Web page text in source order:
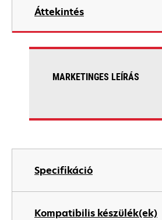
Áttekintés
Specifikáció
Kompatibilis készülék(ek)
MARKETINGES LEÍRÁS